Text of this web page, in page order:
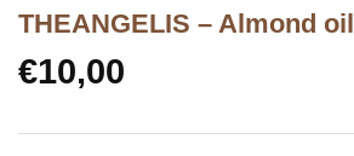
ΤHEANGELIS – Almond oil
€10,00